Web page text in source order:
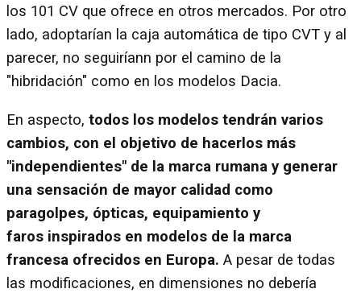
los 101 CV que ofrece en otros mercados. Por otro
lado, adoptarían la caja automática de tipo CVT y al
parecer, no seguiríann por el camino de la
"hibridación" como en los modelos Dacia.
En aspecto, todos los modelos tendrán varios
cambios, con el objetivo de hacerlos más
"independientes" de la marca rumana y generar
una sensación de mayor calidad como
paragolpes, ópticas, equipamiento y
faros inspirados en modelos de la marca
francesa ofrecidos en Europa. A pesar de todas
las modificaciones, en dimensiones no debería